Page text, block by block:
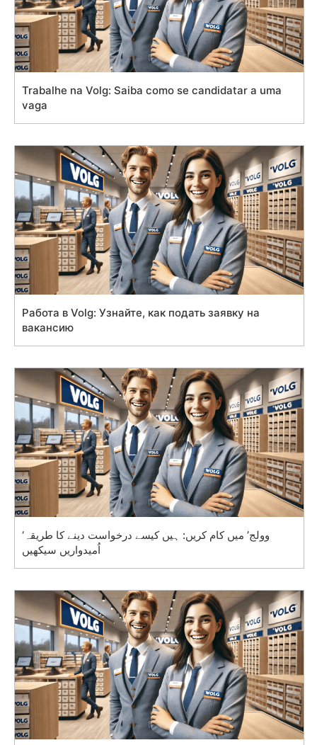
Trabalhe na Volg: Saiba como se candidatar a uma
vaga
Работа в Volg: Узнайте, как подать заявку на
вакансию
‘وولج’ میں کام کریں: ہیں کیسے درخواست دینے کا طریقہ
اُمیدواریں سیکھیں